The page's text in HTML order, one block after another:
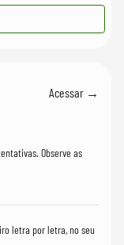
Acessar →
Observe as
letra por letra, no seu